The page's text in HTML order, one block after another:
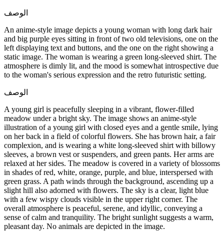
الوصف
An anime-style image depicts a young woman with long dark hair
and big purple eyes sitting in front of two old televisions, one on the
left displaying text and buttons, and the one on the right showing a
static image. The woman is wearing a green long-sleeved shirt. The
atmosphere is dimly lit, and the mood is somewhat introspective due
to the woman's serious expression and the retro futuristic setting.
الوصف
A young girl is peacefully sleeping in a vibrant, flower-filled
meadow under a bright sky. The image shows an anime-style
illustration of a young girl with closed eyes and a gentle smile, lying
on her back in a field of colorful flowers. She has brown hair, a fair
complexion, and is wearing a white long-sleeved shirt with billowy
sleeves, a brown vest or suspenders, and green pants. Her arms are
relaxed at her sides. The meadow is covered in a variety of blossoms
in shades of red, white, orange, purple, and blue, interspersed with
green grass. A path winds through the background, ascending up a
slight hill also adorned with flowers. The sky is a clear, light blue
with a few wispy clouds visible in the upper right corner. The
overall atmosphere is peaceful, serene, and idyllic, conveying a
sense of calm and tranquility. The bright sunlight suggests a warm,
pleasant day. No animals are depicted in the image.